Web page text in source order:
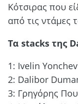
Κότσιρας που
από τις ντάμες
Τα stacks της
1: Ivelin
2: Dalibor
3: Γρηγόρης